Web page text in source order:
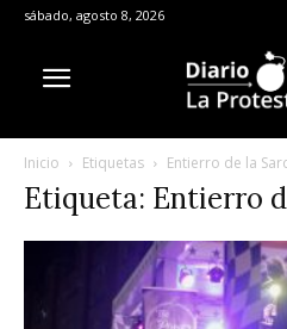
sábado, agosto 8, 2026
Inicio Etiquetas Entierro de la
Etiqueta: Entierro